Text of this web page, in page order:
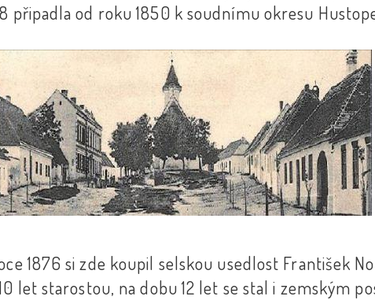
připadla od roku 1850 k soudnímu okresu
1876 si zde koupil selskou usedlost František
let starostou, na dobu 12 let se stal i zemským